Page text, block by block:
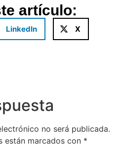
artículo:
LinkedIn X
no será publicada.
están marcados con *